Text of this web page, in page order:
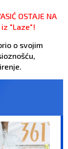
OSTAJE NA
iz "Laze"!
o svojim